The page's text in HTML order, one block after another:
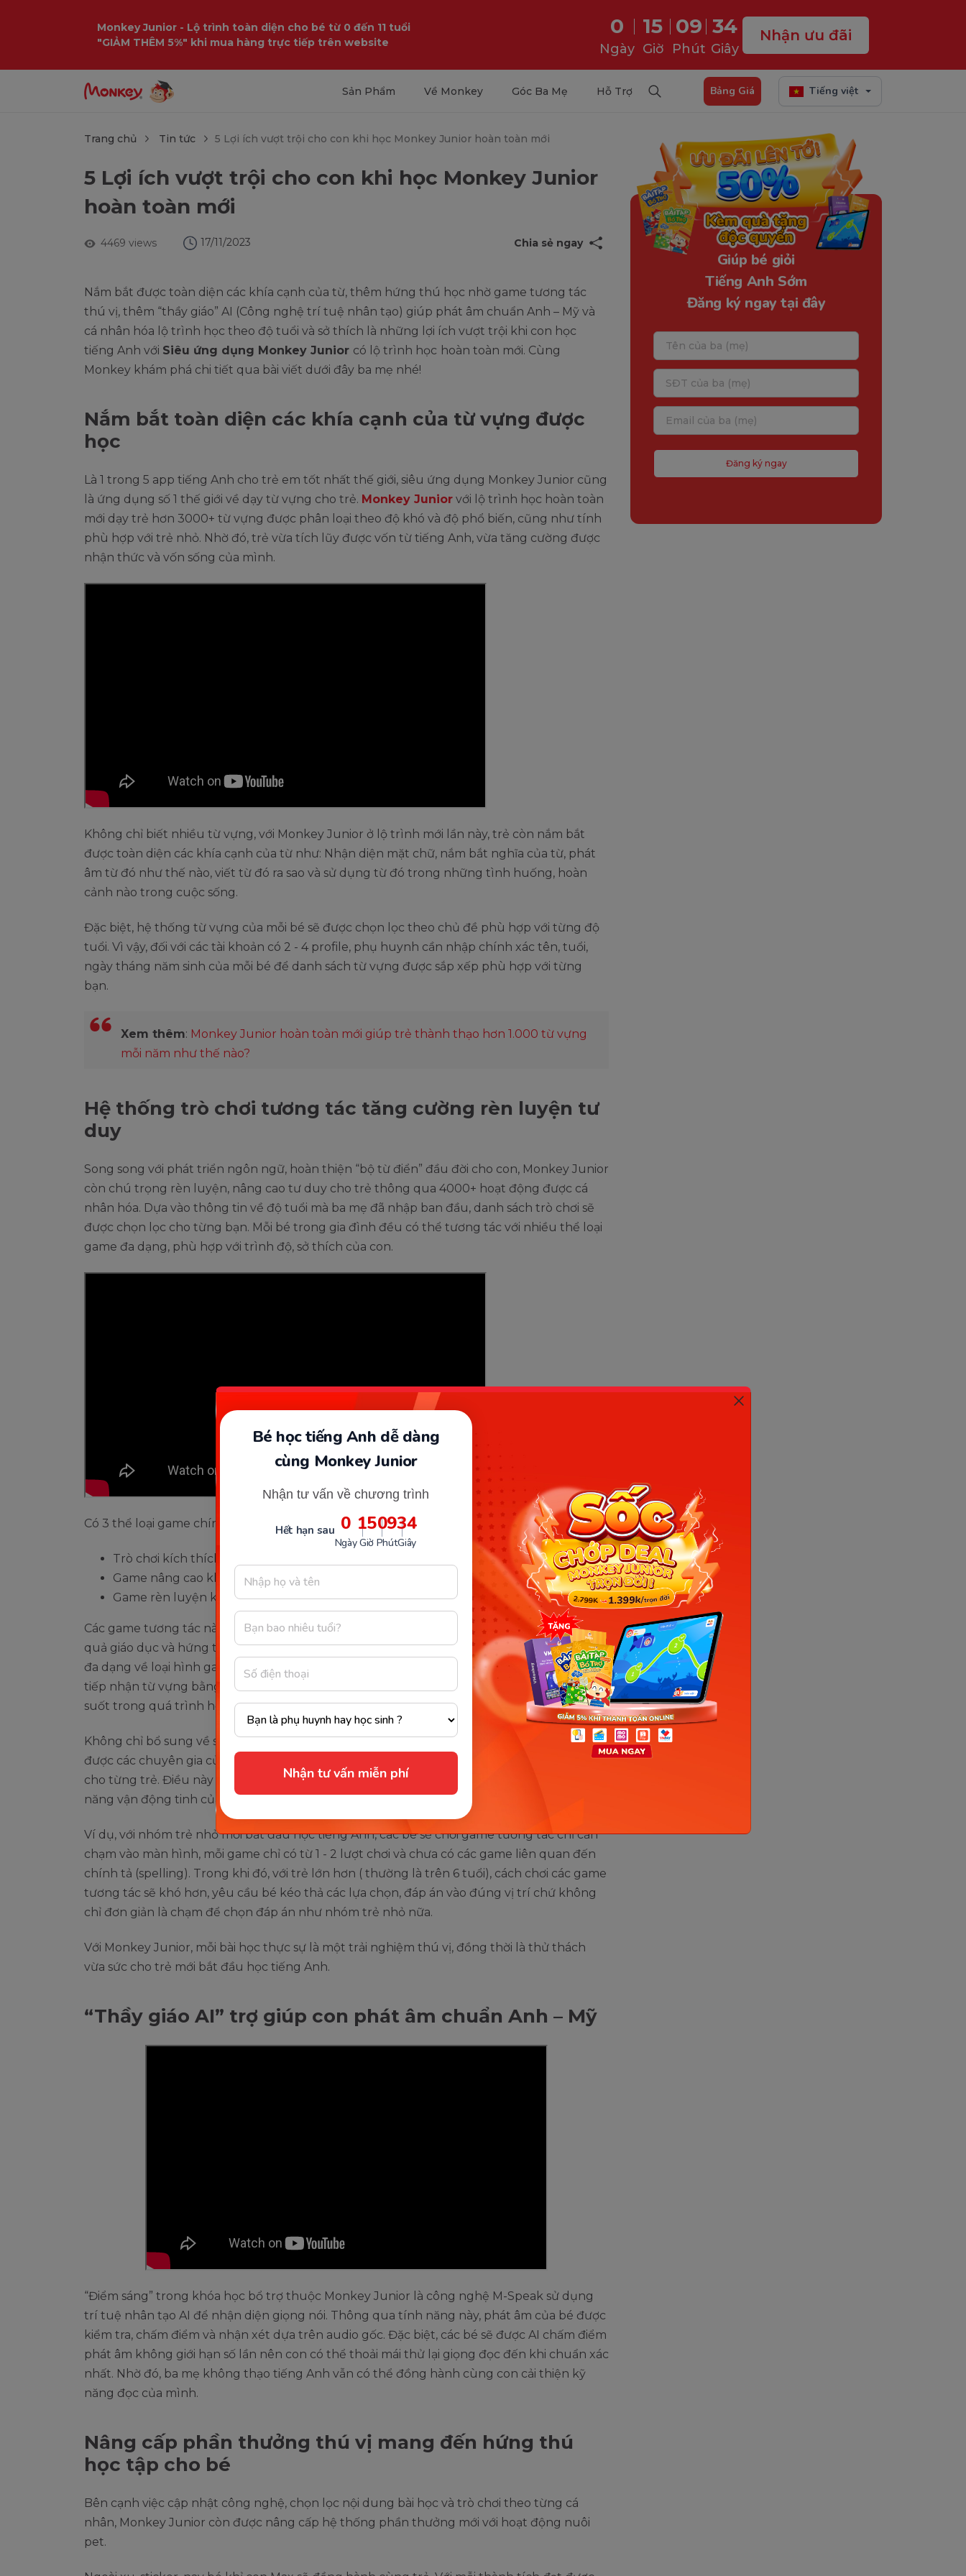
Monkey Junior - Lộ trình toàn diện cho bé từ 0 đến 11 tuổi
"GIẢM THÊM 5%" khi mua hàng trực tiếp trên website
0
Ngày
15
Giờ
09
Phút
33
Giây
Nhận ưu đãi
Sản Phẩm Về Monkey Góc Ba Mẹ Hỗ Trợ Bảng Giá Tiếng việt
Bé học tiếng Anh dễ dàng
cùng Monkey Junior
Nhận tư vấn về chương trình
Hết hạn sau 0
Ngày
15
Giờ
09
Phút
33
Giây
Nhận tư vấn miễn phí
Trang chủ Tin tức 5 Lợi ích vượt trội cho con khi học Monkey Junior hoàn toàn mới
5 Lợi ích vượt trội cho con khi học Monkey Junior
hoàn toàn mới
4469 views 17/11/2023 Chia sẻ ngay
Nắm bắt được toàn diện các khía cạnh của từ, thêm hứng thú học nhờ game tương tác
thú vị, thêm “thầy giáo” AI (Công nghệ trí tuệ nhân tạo) giúp phát âm chuẩn Anh – Mỹ và
cá nhân hóa lộ trình học theo độ tuổi và sở thích là những lợi ích vượt trội khi con học
tiếng Anh với Siêu ứng dụng Monkey Junior có lộ trình học hoàn toàn mới. Cùng
Monkey khám phá chi tiết qua bài viết dưới đây ba mẹ nhé!
Nắm bắt toàn diện các khía cạnh của từ vựng được
học
Là 1 trong 5 app tiếng Anh cho trẻ em tốt nhất thế giới, siêu ứng dụng Monkey Junior cũng
là ứng dụng số 1 thế giới về dạy từ vựng cho trẻ. Monkey Junior với lộ trình học hoàn toàn
mới dạy trẻ hơn 3000+ từ vựng được phân loại theo độ khó và độ phổ biến, cũng như tính
phù hợp với trẻ nhỏ. Nhờ đó, trẻ vừa tích lũy được vốn từ tiếng Anh, vừa tăng cường được
nhận thức và vốn sống của mình.
Không chỉ biết nhiều từ vựng, với Monkey Junior ở lộ trình mới lần này, trẻ còn nắm bắt
được toàn diện các khía cạnh của từ như: Nhận diện mặt chữ, nắm bắt nghĩa của từ, phát
âm từ đó như thế nào, viết từ đó ra sao và sử dụng từ đó trong những tình huống, hoàn
cảnh nào trong cuộc sống.
Đặc biệt, hệ thống từ vựng của mỗi bé sẽ được chọn lọc theo chủ đề phù hợp với từng độ
tuổi. Vì vậy, đối với các tài khoản có 2 - 4 profile, phụ huynh cần nhập chính xác tên, tuổi,
ngày tháng năm sinh của mỗi bé để danh sách từ vựng được sắp xếp phù hợp với từng
bạn.
Xem thêm: Monkey Junior hoàn toàn mới giúp trẻ thành thạo hơn 1.000 từ vựng
mỗi năm như thế nào?
Hệ thống trò chơi tương tác tăng cường rèn luyện tư
duy
Song song với phát triển ngôn ngữ, hoàn thiện “bộ từ điển” đầu đời cho con, Monkey Junior
còn chú trọng rèn luyện, nâng cao tư duy cho trẻ thông qua 4000+ hoạt động được cá
nhân hóa. Dựa vào thông tin về độ tuổi mà ba mẹ đã nhập ban đầu, danh sách trò chơi sẽ
được chọn lọc cho từng bạn. Mỗi bé trong gia đình đều có thể tương tác với nhiều thể loại
game đa dạng, phù hợp với trình độ, sở thích của con.
Có 3 thể loại game chính sẽ được chọn lọc và sắp xếp cho mỗi bé gồm:
Trò chơi kích thích trí nhớ và tư duy hình ảnh của trẻ.
Game nâng cao khả năng tiếp nhận thông tin và tư duy phân tích của trẻ.
Game rèn luyện khả năng tương tác của trẻ.
Các game tương tác này đều đảm bảo 2 mục tiêu xuyên suốt quá trình học của trẻ: Hiệu
quả giáo dục và hứng thú học cho trẻ. Mỗi bài học trong Monkey Junior có 5 – 12 hoạt động
đa dạng về loại hình game tương tác, kết hợp hình ảnh, video minh họa sinh động, giúp trẻ
tiếp nhận từ vựng bằng mọi giác quan, kích thích tư duy và duy trì sự hào hứng xuyên
suốt trong quá trình học tập.
Không chỉ bổ sung về số lượng, độ khó của các game tương tác và thời lượng chơi cũng
được các chuyên gia của Monkey tính toán kỹ lưỡng nhằm cá nhân hóa chương trình học
cho từng trẻ. Điều này được phân chia dựa trên nghiên cứu về nhận thức cũng như khả
năng vận động tinh của trẻ.
Ví dụ, với nhóm trẻ nhỏ mới bắt đầu học tiếng Anh, các bé sẽ chơi game tương tác chỉ cần
chạm vào màn hình, mỗi game chỉ có từ 1 - 2 lượt chơi và chưa có các game liên quan đến
chính tả (spelling). Trong khi đó, với trẻ lớn hơn ( thường là trên 6 tuổi), cách chơi các game
tương tác sẽ khó hơn, yêu cầu bé kéo thả các lựa chọn, đáp án vào đúng vị trí chứ không
chỉ đơn giản là chạm để chọn đáp án như nhóm trẻ nhỏ nữa.
Với Monkey Junior, mỗi bài học thực sự là một trải nghiệm thú vị, đồng thời là thử thách
vừa sức cho trẻ mới bắt đầu học tiếng Anh.
“Thầy giáo AI” trợ giúp con phát âm chuẩn Anh – Mỹ
“Điểm sáng” trong khóa học bổ trợ thuộc Monkey Junior là công nghệ M-Speak sử dụng
trí tuệ nhân tạo AI để nhận diện giọng nói. Thông qua tính năng này, phát âm của bé được
kiểm tra, chấm điểm và nhận xét dựa trên audio gốc. Đặc biệt, các bé sẽ được AI chấm điểm
phát âm không giới hạn số lần nên con có thể thoải mái thử lại giọng đọc đến khi chuẩn xác
nhất. Nhờ đó, ba mẹ không thạo tiếng Anh vẫn có thể đồng hành cùng con cải thiện kỹ
năng đọc của mình.
Nâng cấp phần thưởng thú vị mang đến hứng thú
học tập cho bé
Bên cạnh việc cập nhật công nghệ, chọn lọc nội dung bài học và trò chơi theo từng cá
nhân, Monkey Junior còn được nâng cấp hệ thống phần thưởng mới với hoạt động nuôi
pet.
Giúp bé giỏi
Tiếng Anh Sớm
Đăng ký ngay tại đây
Đăng ký ngay